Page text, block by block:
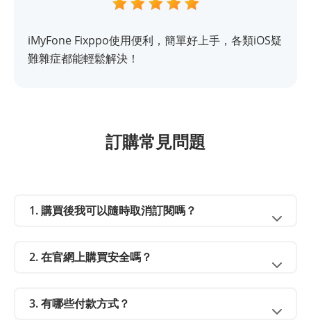
iMyFone Fixppo使用便利，簡單好上手，各類iOS疑
難雜症都能輕鬆解決！
訂購常見問題
1. 購買後我可以隨時取消訂閱嗎？
2. 在官網上購買安全嗎？
3. 有哪些付款方式？